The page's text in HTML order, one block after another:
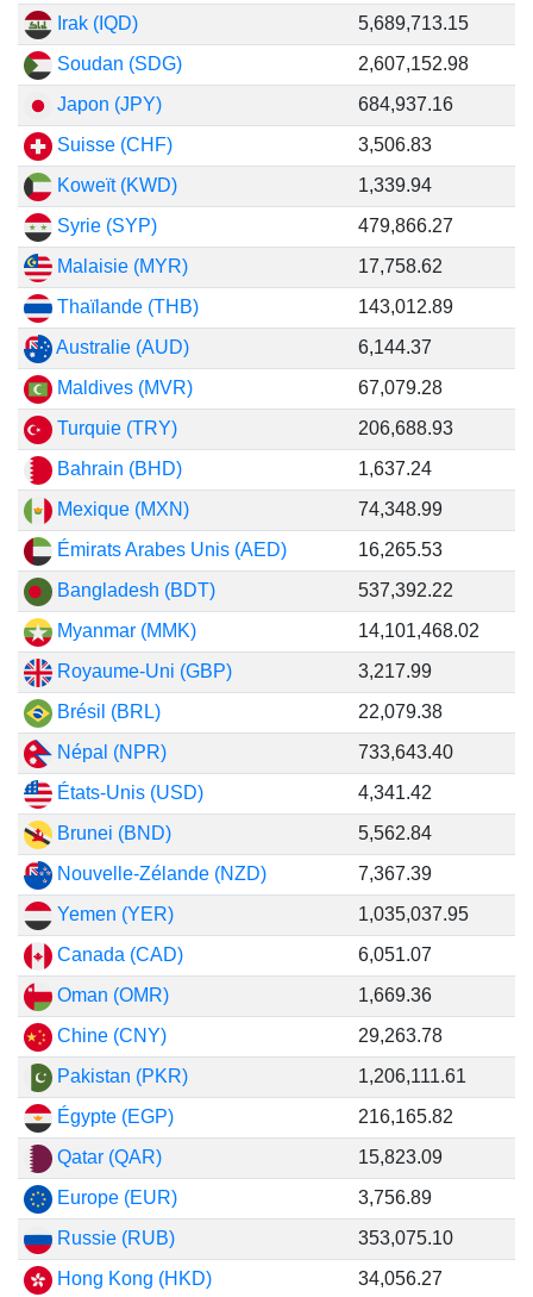
Irak (IQD)
5,689,713.15
Soudan (SDG)
2,607,152.98
Japon (JPY)
684,937.16
Suisse (CHF)
3,506.83
Koweït (KWD)
1,339.94
Syrie (SYP)
479,866.27
Malaisie (MYR)
17,758.62
Thaïlande (THB)
143,012.89
Australie (AUD)
6,144.37
Maldives (MVR)
67,079.28
Turquie (TRY)
206,688.93
Bahrain (BHD)
1,637.24
Mexique (MXN)
74,348.99
Émirats Arabes Unis (AED)
16,265.53
Bangladesh (BDT)
537,392.22
Myanmar (MMK)
14,101,468.02
Royaume-Uni (GBP)
3,217.99
Brésil (BRL)
22,079.38
Népal (NPR)
733,643.40
États-Unis (USD)
4,341.42
Brunei (BND)
5,562.84
Nouvelle-Zélande (NZD)
7,367.39
Yemen (YER)
1,035,037.95
Canada (CAD)
6,051.07
Oman (OMR)
1,669.36
Chine (CNY)
29,263.78
Pakistan (PKR)
1,206,111.61
Égypte (EGP)
216,165.82
Qatar (QAR)
15,823.09
Europe (EUR)
3,756.89
Russie (RUB)
353,075.10
Hong Kong (HKD)
34,056.27